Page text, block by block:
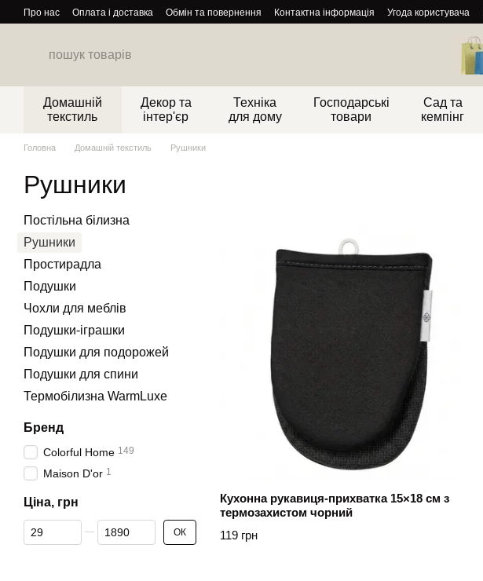
Перейти до основного контенту
Про нас Оплата і доставка Обмін та повернення Контактна інформація Угода користувача
Домашній
текстиль
Декор та
інтер'єр
Техніка
для дому
Господарські
товари
Сад та
кемпінг
Головна Домашній текстиль Рушники
Рушники
Кухонна рукавиця-прихватка 15×18 см з
термозахистом чорний
119 грн
Постільна білизна
Рушники
Простирадла
Подушки
Чохли для меблів
Подушки-іграшки
Подушки для подорожей
Подушки для спини
Термобілизна WarmLuxe
Бренд
Colorful Home 149
Maison D'or 1
Ціна, грн
Від Ціна, грн
До Ціна, грн ОК